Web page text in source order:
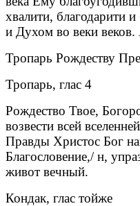
хвалити, благодарити
и Духом во веки
Тропарь Рождеству
Тропарь, глас 4
Рождество Твое,
возвести всей
Правды Христос Бог
Благословение,/ н,
живот вечный.
Кондак, глас тойже